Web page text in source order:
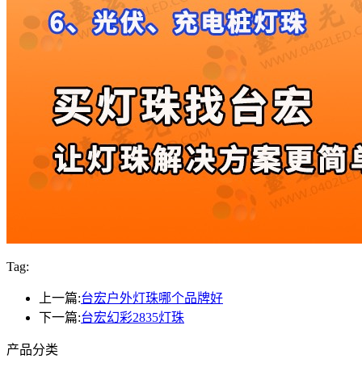
Tag:
上一篇:台宏户外灯珠哪个品牌好
下一篇:台宏幻彩2835灯珠
产品分类